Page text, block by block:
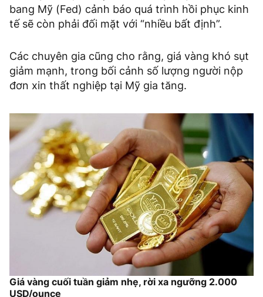
bang Mỹ (Fed) cảnh báo quá trình hồi phục kinh
tế sẽ còn phải đối mặt với “nhiều bất định”.
Các chuyên gia cũng cho rằng, giá vàng khó sụt
giảm mạnh, trong bối cảnh số lượng người nộp
đơn xin thất nghiệp tại Mỹ gia tăng.
Giá vàng cuối tuần giảm nhẹ, rời xa ngưỡng 2.000
USD/ounce